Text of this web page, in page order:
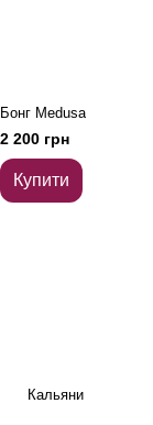
Бонг Medusa
2 200 грн
Купити
Кальяни